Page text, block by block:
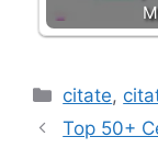
Categories
citate,
Top 50+